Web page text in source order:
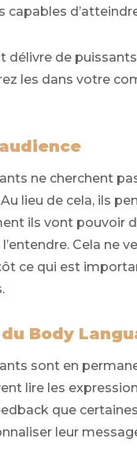
capables
délivre de
les dans votre
ne cherchent
lieu de cela, ils
ils vont pouvoir
Cela ne
ce qui est
Body
sont en
lire les
que
leur